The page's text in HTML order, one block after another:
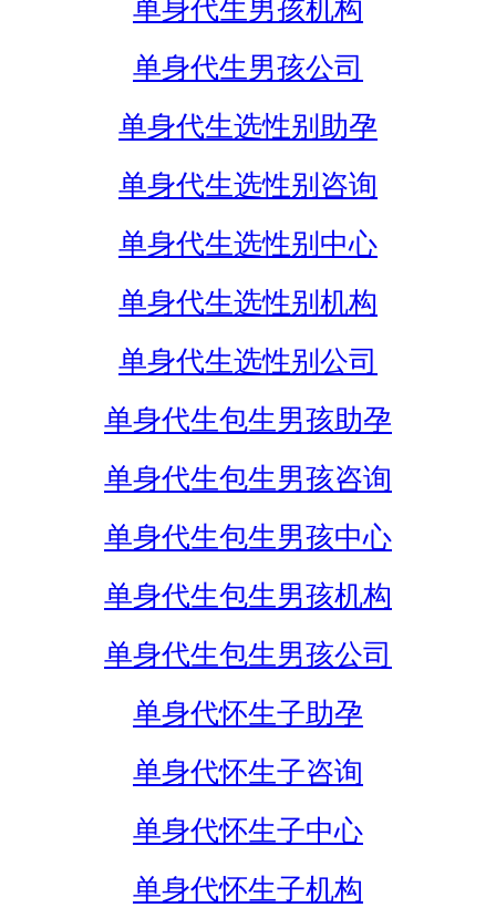
单身代生男孩机构
单身代生男孩公司
单身代生选性别助孕
单身代生选性别咨询
单身代生选性别中心
单身代生选性别机构
单身代生选性别公司
单身代生包生男孩助孕
单身代生包生男孩咨询
单身代生包生男孩中心
单身代生包生男孩机构
单身代生包生男孩公司
单身代怀生子助孕
单身代怀生子咨询
单身代怀生子中心
单身代怀生子机构